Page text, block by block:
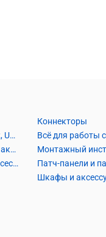
Кабель Витая пара UTP2, UTP4, FTP2, FTP4
Кабель коаксиальный и аксессуары
Кабель телефонный и аксессуары
Коннекторы
Всё для работы
Монтажный
Патч-панели и
Шкафы и